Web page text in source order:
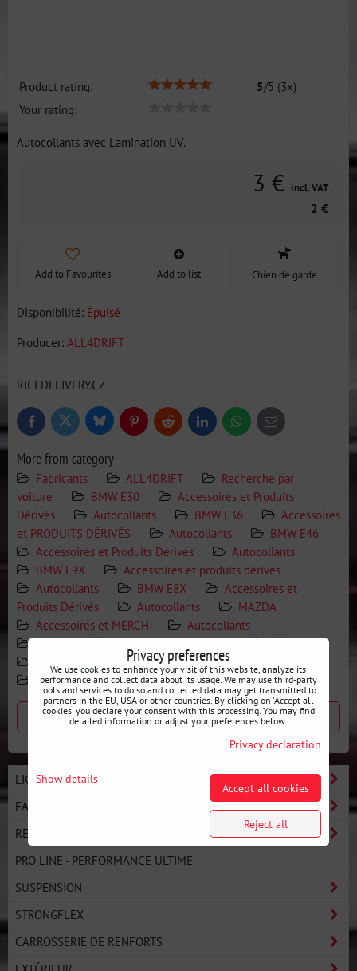
Product rating: 5/5 (3x)
Your rating:
Autocollants avec Lamination UV.
3 € incl. VAT
2 €
Add to Favourites Add to list Chien de garde
Disponibilité: Épuisé
Producer: ALL4DRIFT
RICEDELIVERY.CZ
FacebookTwitter BlueskyPinterestReddit LinkedInWhatsApp
E-
mail
More from category
Fabricants ALL4DRIFT
Recherche par
voiture
BMW E30
Accessoires et Produits
Dérivés
Autocollants BMW E36
Accessoires
et PRODUITS DÉRIVÉS
Autocollants
BMW E46
Accessoires et Produits Dérivés
Autocollants
BMW E9X
Accessoires et produits dérivés
Autocollants
BMW E8X
Accessoires et
Produits Dérivés
Autocollants
MAZDA
Accessoires et MERCH
Autocollants
NISSAN
Accessoires et PRODUITS DÉRIVÉS
Accessoires et PRODUITS DÉRIVÉS
Autocollants
Previous product Next product
LIGNE BASIC - DÉMARREZ LE DRIFT
FABRICANTS
RECHERCHE PAR VOITURE
PRO LINE - PERFORMANCE ULTIME
SUSPENSION
STRONGFLEX
CARROSSERIE DE RENFORTS
Privacy preferences
We use cookies to enhance your visit of this website, analyze its
performance and collect data about its usage. We may use third-party
tools and services to do so and collected data may get transmitted to
partners in the EU, USA or other countries. By clicking on 'Accept all
cookies' you declare your consent with this processing. You may find
detailed information or adjust your preferences below.
Privacy declaration
Show details
Accept all cookies
Reject all